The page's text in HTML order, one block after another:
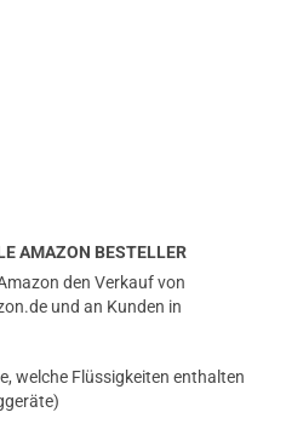
AMAZON BESTELLER
den Verkauf von
und an Kunden in
welche Flüssigkeiten enthalten